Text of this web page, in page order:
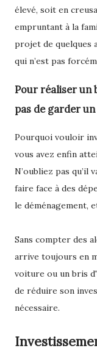
élevé, soit en
empruntant à la
projet de quelques
qui n’est pas
Pour réaliser un
pas de garder
Pourquoi vouloir
vous avez enfin
N’oubliez pas
faire face à des
le déménagement,
Sans compter des
arrive toujours en
voiture ou un bris
de réduire son
nécessaire.